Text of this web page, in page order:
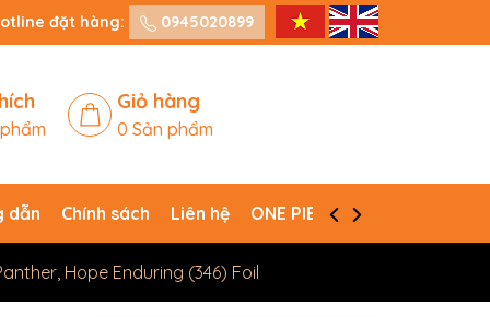
đặt hàng: 0945020899
Giỏ hàng
0 Sản phẩm
dẫn Chính sách Liên hệ ONE PIECE CARD GAME
Hope Enduring (346) Foil